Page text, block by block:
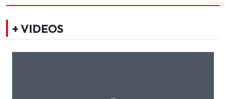
+ VIDEOS